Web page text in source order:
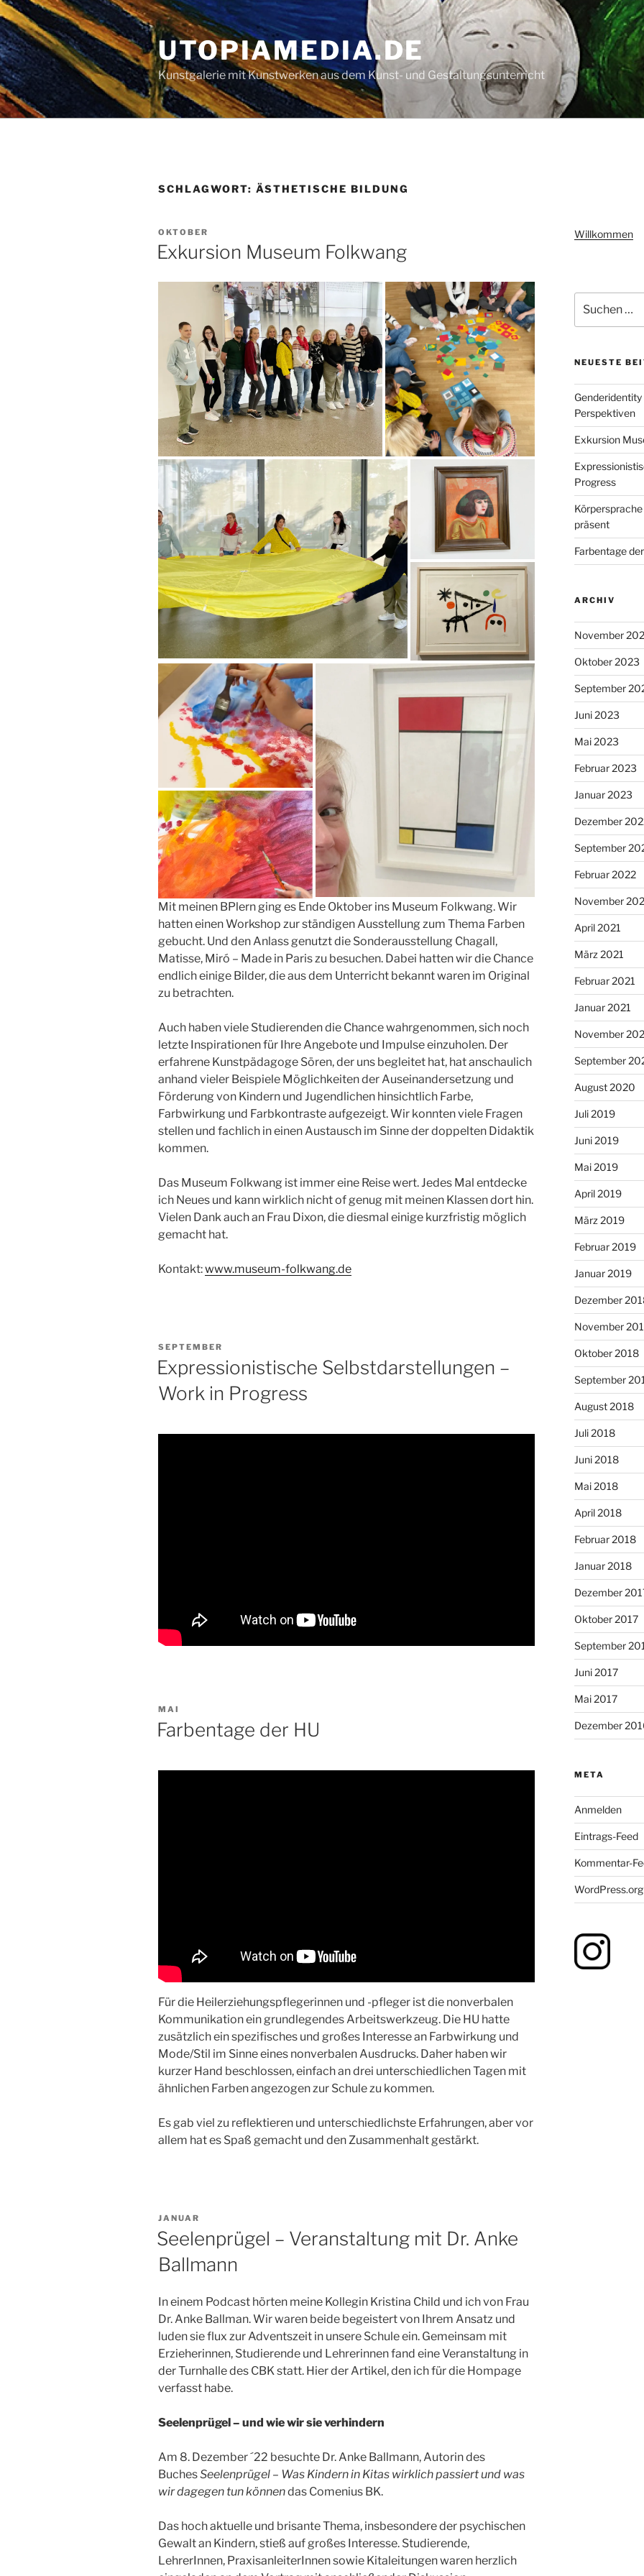
Zum
Inhalt
springen
UTOPIAMEDIA.DE
Kunstgalerie mit Kunstwerken aus dem Kunst- und Gestaltungsunterricht
SCHLAGWORT: ÄSTHETISCHE BILDUNG
VERÖFFENTLICHT
AM
OKTOBER
Exkursion Museum Folkwang
Mit meinen BPlern ging es Ende Oktober ins Museum Folkwang. Wir
hatten einen Workshop zur ständigen Ausstellung zum Thema Farben
gebucht. Und den Anlass genutzt die Sonderausstellung Chagall,
Matisse, Miró – Made in Paris zu besuchen. Dabei hatten wir die Chance
endlich einige Bilder, die aus dem Unterricht bekannt waren im Original
zu betrachten.
Auch haben viele Studierenden die Chance wahrgenommen, sich noch
letzte Inspirationen für Ihre Angebote und Impulse einzuholen. Der
erfahrene Kunstpädagoge Sören, der uns begleitet hat, hat anschaulich
anhand vieler Beispiele Möglichkeiten der Auseinandersetzung und
Förderung von Kindern und Jugendlichen hinsichtlich Farbe,
Farbwirkung und Farbkontraste aufgezeigt. Wir konnten viele Fragen
stellen und fachlich in einen Austausch im Sinne der doppelten Didaktik
kommen.
Das Museum Folkwang ist immer eine Reise wert. Jedes Mal entdecke
ich Neues und kann wirklich nicht of genug mit meinen Klassen dort hin.
Vielen Dank auch an Frau Dixon, die diesmal einige kurzfristig möglich
gemacht hat.
Kontakt:www.museum-folkwang.de
VERÖFFENTLICHT
SEPTEMBER
Expressionistische Selbstdarstellungen –
Work in Progress
VERÖFFENTLICHT
AM
MAI
Farbentage der HU
Für die Heilerziehungspflegerinnen und -pfleger ist die nonverbalen
Kommunikation ein grundlegendes Arbeitswerkzeug. Die HU hatte
zusätzlich ein spezifisches und großes Interesse an Farbwirkung und
Mode/Stil im Sinne eines nonverbalen Ausdrucks. Daher haben wir
kurzer Hand beschlossen, einfach an drei unterschiedlichen Tagen mit
ähnlichen Farben angezogen zur Schule zu kommen.
Es gab viel zu reflektieren und unterschiedlichste Erfahrungen, aber vor
allem hat es Spaß gemacht und den Zusammenhalt gestärkt.
VERÖFFENTLICHT
AM
JANUAR
Seelenprügel – Veranstaltung mit Dr. Anke
Ballmann
In einem Podcast hörten meine Kollegin Kristina Child und ich von Frau
Dr. Anke Ballman. Wir waren beide begeistert von Ihrem Ansatz und
luden sie flux zur Adventszeit in unsere Schule ein. Gemeinsam mit
Erzieherinnen, Studierende und Lehrerinnen fand eine Veranstaltung in
der Turnhalle des CBK statt. Hier der Artikel, den ich für die Hompage
verfasst habe.
Seelenprügel – und wie wir sie verhindern
Am 8. Dezember ´22 besuchte Dr. Anke Ballmann, Autorin des
BuchesSeelenprügel – Was Kindern in Kitas wirklich passiert und was
wir dagegen tun könnendas Comenius BK.
Das hoch aktuelle und brisante Thema, insbesondere der psychischen
Gewalt an Kindern, stieß auf großes Interesse. Studierende,
LehrerInnen, PraxisanleiterInnen sowie Kitaleitungen waren herzlich
Willkommen
nach:
NEUESTE
Perspektiven
Exkursion
Progress
präsent
Farbentage
ARCHIV
November
Oktober 2023
September
Juni 2023
Mai 2023
Februar 2023
Januar 2023
Dezember
September
Februar 2022
November
April 2021
März 2021
Februar 2021
Januar 2021
November
September
August 2020
Juli 2019
Juni 2019
Mai 2019
April 2019
März 2019
Februar 2019
Januar 2019
Dezember
November
Oktober 2018
September
August 2018
Juli 2018
Juni 2018
Mai 2018
April 2018
Februar 2018
Januar 2018
Dezember
Oktober 2017
September
Juni 2017
Mai 2017
Dezember
META
Anmelden
Eintrags-Feed
Kommentar-
WordPress.org